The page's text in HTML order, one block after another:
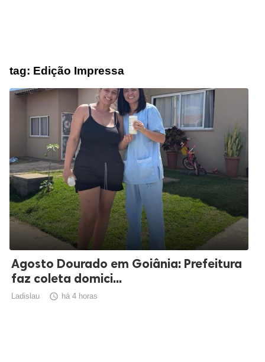
tag: Edição Impressa
Agosto Dourado em Goiânia: Prefeitura
faz coleta domici...
Ladislau  há 4 horas